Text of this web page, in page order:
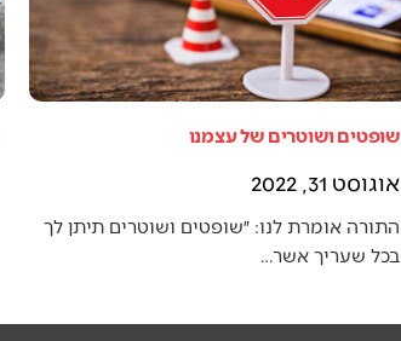
שופטים ושוטרים של עצמנו
אוגוסט 31, 2022
התורה אומרת לנו: ״שופטים ושוטרים תיתן לך
בכל שעריך אשר…